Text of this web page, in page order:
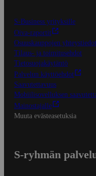
S-Business yrityksille
Oiva-raportit
Osuuskauppojen yhteystiedot
Tilaus- ja toimitusehdot
Tietosuojakäytäntö
Palvelun käyttöehdot
Saavutettavuus
Mobiilisovelluksen
Mainostajalle
Muuta evästeasetuksia
S-ryhmän